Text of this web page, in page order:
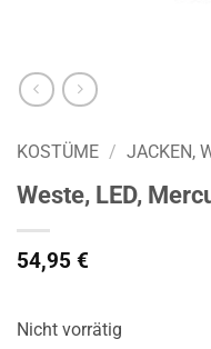
KOSTÜME / JACKEN,
Weste, LED,
54,95 €
Nicht vorrätig